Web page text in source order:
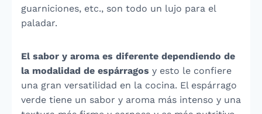
guarniciones, etc., son todo un lujo para el
paladar.
El sabor y aroma es diferente dependiendo de
la modalidad de espárragos y esto le confiere
una gran versatilidad en la cocina. El espárrago
verde tiene un sabor y aroma más intenso y una